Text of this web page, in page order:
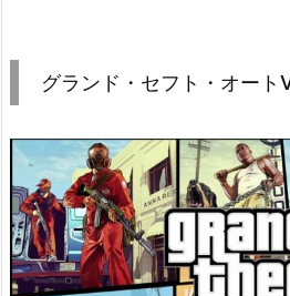
グランド・セフト・オート